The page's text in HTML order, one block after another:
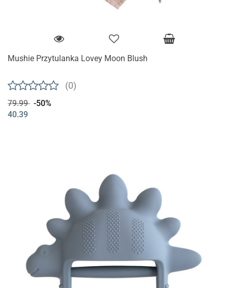
Mushie Przytulanka Lovey Moon Blush
(0)
79.99 -50%
40.39